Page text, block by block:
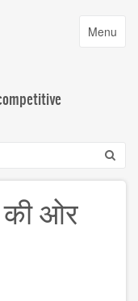
Toggle
Menu
की ओर